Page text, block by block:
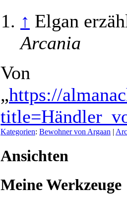
↑ Elgan
Arcania
Von
„https://
Kategorien: Bewohner von Argaan |
Ansichten
Meine Werkzeuge